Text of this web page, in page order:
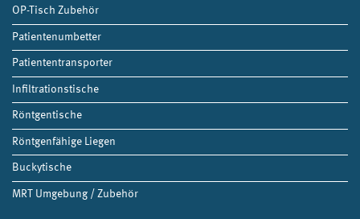
OP-Tisch Zubehör
Patientenumbetter
Patiententransporter
Infiltrationstische
Röntgentische
Röntgenfähige Liegen
Buckytische
MRT Umgebung / Zubehör